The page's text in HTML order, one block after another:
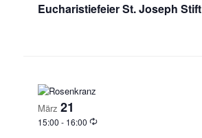
Eucharistiefeier St. Joseph Stift
März 21
15:00 - 16:00